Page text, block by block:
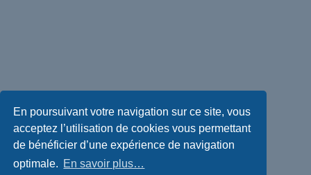
En poursuivant votre navigation sur ce site, vous
acceptez l’utilisation de cookies vous permettant
de bénéficier d’une expérience de navigation
optimale. En savoir plus…